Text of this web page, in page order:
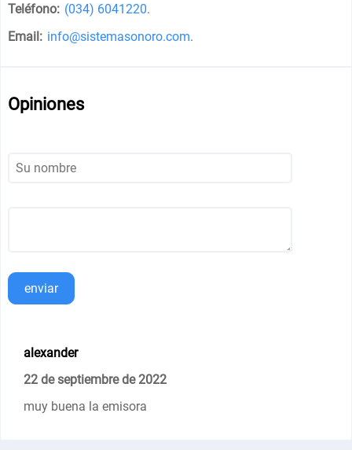
Teléfono: (034) 6041220.
Email: info@sistemasonoro.com.
Opiniones
enviar
alexander
22 de septiembre de 2022
muy buena la emisora